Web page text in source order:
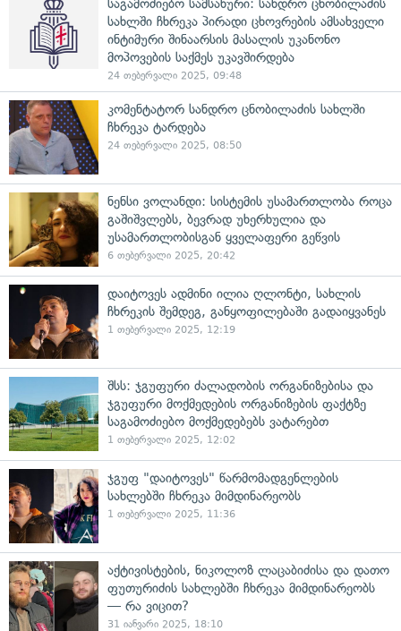
საგამოძიებო სამსახური: სანდრო ცნობილაძის
სახლში ჩხრეკა პირადი ცხოვრების ამსახველი
ინტიმური შინაარსის მასალის უკანონო
მოპოვების საქმეს უკავშირდება
24 თებერვალი 2025, 09:48
კომენტატორ სანდრო ცნობილაძის სახლში
ჩხრეკა ტარდება
24 თებერვალი 2025, 08:50
ნენსი ვოლანდი: სისტემის უსამართლობა როცა
გაშიშვლებს, ბევრად უხერხულია და
უსამართლობისგან ყველაფერი გეწვის
6 თებერვალი 2025, 20:42
დაიტოვეს ადმინი ილია ღლონტი, სახლის
ჩხრეკის შემდეგ, განყოფილებაში გადაიყვანეს
1 თებერვალი 2025, 12:19
შსს: ჯგუფური ძალადობის ორგანიზებისა და
ჯგუფური მოქმედების ორგანიზების ფაქტზე
საგამოძიებო მოქმედებებს ვატარებთ
1 თებერვალი 2025, 12:02
ჯგუფ "დაიტოვეს" წარმომადგენლების
სახლებში ჩხრეკა მიმდინარეობს
1 თებერვალი 2025, 11:36
აქტივისტების, ნიკოლოზ ლაცაბიძისა და დათო
ფუთურიძის სახლებში ჩხრეკა მიმდინარეობს
— რა ვიცით?
31 იანვარი 2025, 18:10